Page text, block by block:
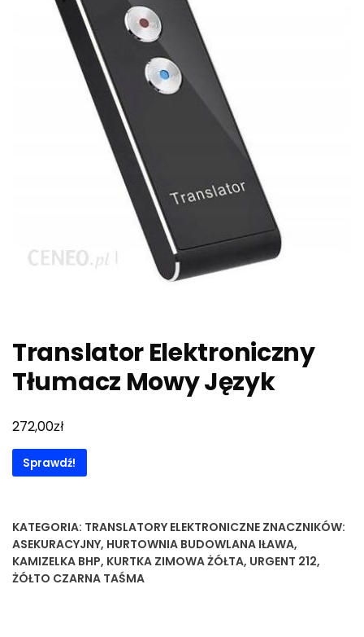
Translator Elektroniczny
Tłumacz Mowy Język
272,00zł
Sprawdź!
KATEGORIA: TRANSLATORY ELEKTRONICZNE ZNACZNIKÓW:
ASEKURACYJNY, HURTOWNIA BUDOWLANA IŁAWA,
KAMIZELKA BHP, KURTKA ZIMOWA ŻÓŁTA, URGENT 212,
ŻÓŁTO CZARNA TAŚMA